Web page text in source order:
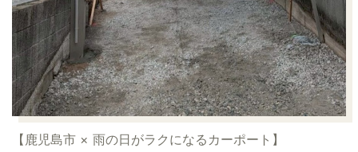
【鹿児島市 × 雨の日がラクになるカーポート】